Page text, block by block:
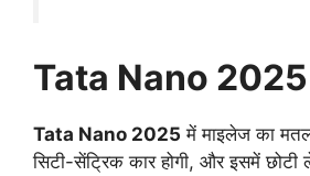
Tata Nano
Tata Nano 2025 में माइलेज का
सिटी-सेंट्रिक कार होगी, और इसमें